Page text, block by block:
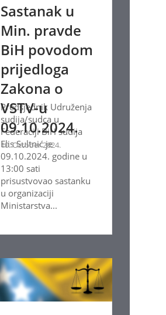
Sastanak u
Min. pravde
BiH povodom
prijedloga
Zakona o
VSTV-u
09.10.2024.
10. October 2024.
Predsjednik Udruženja
sudija/sudca u
Federaciji BiH sudija
Elis Sultnić je
09.10.2024. godine u
13:00 sati
prisustvovao sastanku
u organizaciji
Ministarstva...